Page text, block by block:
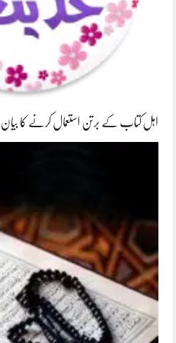
اہل کتاب کے برتن استعمال کرنے کا بیان –